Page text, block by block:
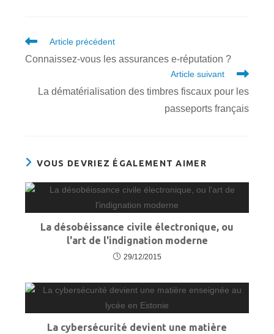
Read
articles
Article précédent
Connaissez-vous les assurances e-réputation ?
Article suivant
La dématérialisation des timbres fiscaux pour les
passeports français
VOUS DEVRIEZ ÉGALEMENT AIMER
La désobéissance civile électronique, ou
l'art de l'indignation moderne
29/12/2015
La cybersécurité devient une matière